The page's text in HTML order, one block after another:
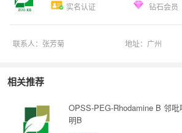
实名认证 钻石会员
联系人： 张芳菊 地址： 广州
相关推荐
OPSS-PEG-Rhodamine B 邻
明B